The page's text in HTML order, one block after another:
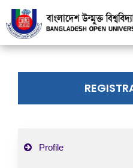
বাউবি উপাচার্যের
Profile